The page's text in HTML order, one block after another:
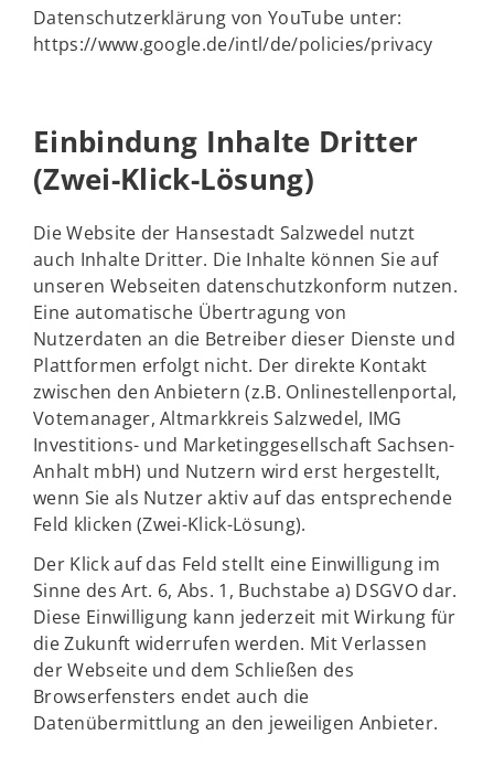
Datenschutzerklärung von YouTube unter:
https://www.google.de/intl/de/policies/privacy
Einbindung Inhalte Dritter
(Zwei-Klick-Lösung)
Die Website der Hansestadt Salzwedel nutzt
auch Inhalte Dritter. Die Inhalte können Sie auf
unseren Webseiten datenschutzkonform nutzen.
Eine automatische Übertragung von
Nutzerdaten an die Betreiber dieser Dienste und
Plattformen erfolgt nicht. Der direkte Kontakt
zwischen den Anbietern (z.B. Onlinestellenportal,
Votemanager, Altmarkkreis Salzwedel, IMG
Investitions- und Marketinggesellschaft Sachsen-
Anhalt mbH) und Nutzern wird erst hergestellt,
wenn Sie als Nutzer aktiv auf das entsprechende
Feld klicken (Zwei-Klick-Lösung).
Der Klick auf das Feld stellt eine Einwilligung im
Sinne des Art. 6, Abs. 1, Buchstabe a) DSGVO dar.
Diese Einwilligung kann jederzeit mit Wirkung für
die Zukunft widerrufen werden. Mit Verlassen
der Webseite und dem Schließen des
Browserfensters endet auch die
Datenübermittlung an den jeweiligen Anbieter.